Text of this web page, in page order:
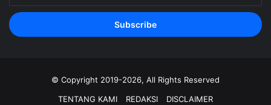
Email
address
© Copyright 2019-2026, All Rights Reserved
TENTANG KAMI
REDAKSI DISCLAIMER